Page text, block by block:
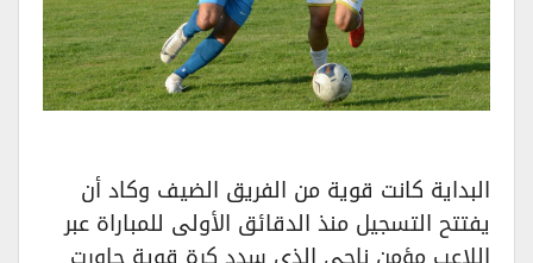
البداية كانت قوية من الفريق الضيف وكاد أن
يفتتح التسجيل منذ الدقائق الأولى للمباراة عبر